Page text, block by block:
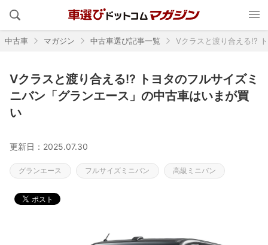
中古車 マガジン 中古車選び記事一覧 Vクラスと渡り合える!?
Vクラスと渡り合える!? トヨタのフルサイズミ
ニバン「グランエース」の中古車はいまが買
い
更新日：2025.07.30
グランエース フルサイズミニバン 高級ミニバン